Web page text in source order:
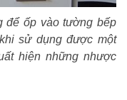
để ốp vào tường bếp
sử dụng được một
hiện những nhược